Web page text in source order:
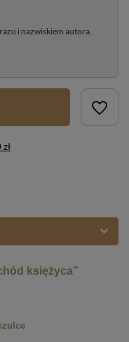
i nazwiskiem autora.
księżyca”